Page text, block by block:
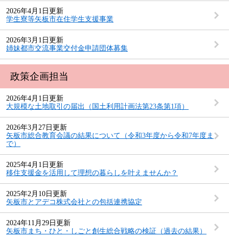
2026年4月1日更新
学生寮等矢板市在住学生支援事業
2026年3月1日更新
姉妹都市交流事業交付金申請団体募集
政策企画担当
2026年4月1日更新
大規模な土地取引の届出（国土利用計画法第23条第1項）
2026年3月27日更新
矢板市総合教育会議の結果について（令和3年度から令和7年度ま
で）
2025年4月1日更新
移住支援金を活用して理想の暮らしを叶えませんか？
2025年2月10日更新
矢板市とアデコ株式会社との包括連携協定
2024年11月29日更新
矢板市まち・ひと・しごと創生総合戦略の検証（過去の結果）